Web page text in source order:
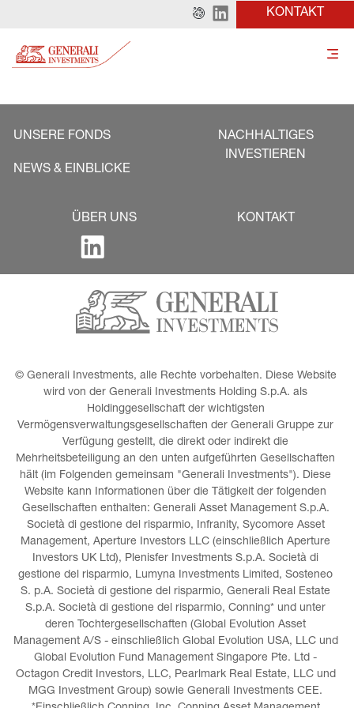
KONTAKT
UNSERE FONDS
NEWS & EINBLICKE
NACHHALTIGES
INVESTIEREN
ÜBER UNS KONTAKT
© Generali Investments, alle Rechte vorbehalten. Diese Website
wird von der Generali Investments Holding S.p.A. als
Holdinggesellschaft der wichtigsten
Vermögensverwaltungsgesellschaften der Generali Gruppe zur
Verfügung gestellt, die direkt oder indirekt die
Mehrheitsbeteiligung an den unten aufgeführten Gesellschaften
hält (im Folgenden gemeinsam "Generali Investments"). Diese
Website kann Informationen über die Tätigkeit der folgenden
Gesellschaften enthalten: Generali Asset Management S.p.A.
Società di gestione del risparmio, Infranity, Sycomore Asset
Management, Aperture Investors LLC (einschließlich Aperture
Investors UK Ltd), Plenisfer Investments S.p.A. Società di
gestione del risparmio, Lumyna Investments Limited, Sosteneo
S. p.A. Società di gestione del risparmio, Generali Real Estate
S.p.A. Società di gestione del risparmio, Conning* und unter
deren Tochtergesellschaften (Global Evolution Asset
Management A/S - einschließlich Global Evolution USA, LLC und
Global Evolution Fund Management Singapore Pte. Ltd -
Octagon Credit Investors, LLC, Pearlmark Real Estate, LLC und
MGG Investment Group) sowie Generali Investments CEE.